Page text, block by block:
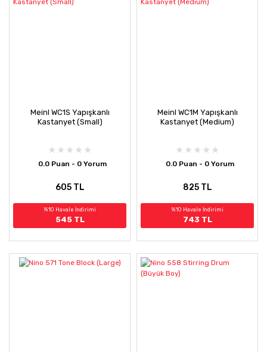
Meinl WC1S Yapışkanlı
Kastanyet (Small)
0.0 Puan - 0 Yorum
605 TL
%10 Havale İndirimi
545 TL
Meinl WC1M Yapışkanlı
Kastanyet (Medium)
0.0 Puan - 0 Yorum
825 TL
%10 Havale İndirimi
743 TL